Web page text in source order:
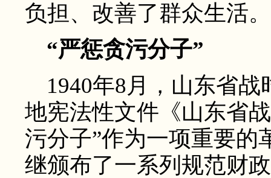
负担、改善了群众生活。
“严惩贪污分子”
1940年8月，山东省战
地宪法性文件《山东省
污分子”作为一项重要的
继颁布了一系列规范财